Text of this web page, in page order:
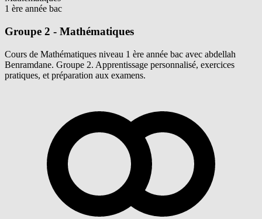
1 ère année bac
Groupe 2 - Mathématiques
Cours de Mathématiques niveau 1 ère année bac avec abdellah
Benramdane. Groupe 2. Apprentissage personnalisé, exercices
pratiques, et préparation aux examens.